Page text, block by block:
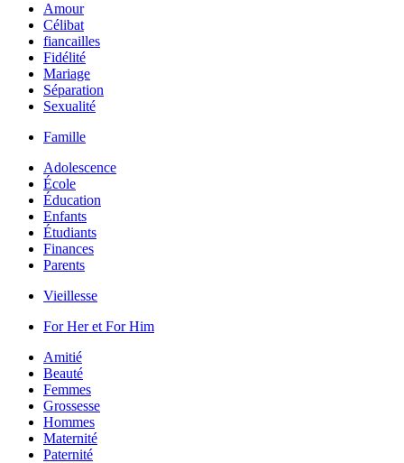
Amour
Célibat
fiancailles
Fidélité
Mariage
Séparation
Sexualité
Famille
Adolescence
École
Éducation
Enfants
Étudiants
Finances
Parents
Vieillesse
For Her et For Him
Amitié
Beauté
Femmes
Grossesse
Hommes
Maternité
Paternité